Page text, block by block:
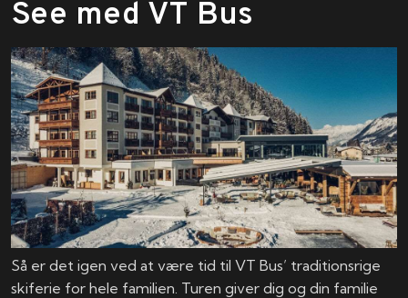
See med VT Bus
​
Så er det igen ved at være tid til VT Bus’ traditionsrige
skiferie for hele familien. Turen giver dig og din familie